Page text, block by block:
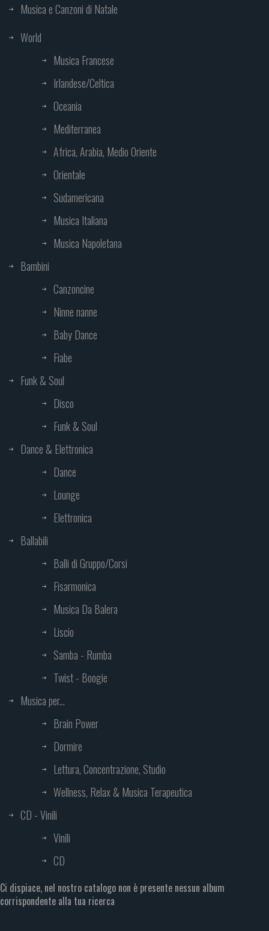
Musica e Canzoni di Natale
World
Musica Francese
Irlandese/Celtica
Oceania
Mediterranea
Africa, Arabia, Medio Oriente
Orientale
Sudamericana
Musica Italiana
Musica Napoletana
Bambini
Canzoncine
Ninne nanne
Baby Dance
Fiabe
Funk & Soul
Disco
Funk & Soul
Dance & Elettronica
Dance
Lounge
Elettronica
Ballabili
Balli di Gruppo/Corsi
Fisarmonica
Musica Da Balera
Liscio
Samba - Rumba
Twist - Boogie
Musica per...
Brain Power
Dormire
Lettura, Concentrazione, Studio
Wellness, Relax & Musica Terapeutica
CD - Vinili
Vinili
CD
Ci dispiace, nel nostro catalogo non è presente nessun album
corrispondente alla tua ricerca